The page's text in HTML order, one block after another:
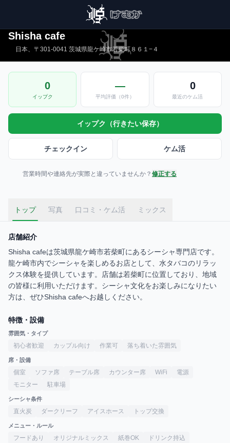
龍ケ崎市駅徒歩13分
Shisha cafe
日本、〒301-0041 茨城県龍ケ崎市若柴町８６１−４
0
イップク
—
平均評価（0件）
0
最近のケム活
イップク（行きたい保存）
チェックイン ケム活
営業時間や連絡先が実際と違っていませんか？ 修正する
トップ 写真 口コミ・ケム活 ミックス
店舗紹介
Shisha cafeは茨城県龍ケ崎市若柴町にあるシーシャ専門店です。
龍ケ崎市内でシーシャを楽しめるお店として、水タバコのリラッ
クス体験を提供しています。店舗は若柴町に位置しており、地域
の皆様に利用いただけます。シーシャ文化をお楽しみになりたい
方は、ぜひShisha cafeへお越しください。
特徴・設備
雰囲気・タイプ
初心者歓迎 カップル向け 作業可 落ち着いた雰囲気
席・設備
個室 ソファ席 テーブル席 カウンター席 WiFi
電源
モニター
駐車場
シーシャ条件
直火炭 ダークリーフ アイスホース トップ交換
メニュー・ルール
フードあり オリジナルミックス 紙巻OK
ドリンク持込